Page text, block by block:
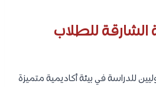
للطلاب
للدراسة في بيئة أكاديمية متميزة